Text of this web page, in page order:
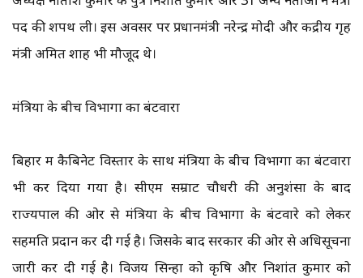
पद की शपथ ली। इस अवसर पर प्रधानमंत्री नरेन्द्र मोदी और केंद्रीय गृह
मंत्री अमित शाह भी मौजूद थे।
मंत्रियों के बीच विभागों का बंटवारा
बिहार में कैबिनेट विस्तार के साथ मंत्रियों के बीच विभागों का बंटवारा
भी कर दिया गया है। सीएम सम्राट चौधरी की अनुशंसा के बाद
राज्यपाल की ओर से मंत्रियों के बीच विभागों के बंटवारे को लेकर
सहमति प्रदान कर दी गई है। जिसके बाद सरकार की ओर से अधिसूचना
जारी कर दी गई है। विजय सिन्हा को कृषि और निशांत कुमार को